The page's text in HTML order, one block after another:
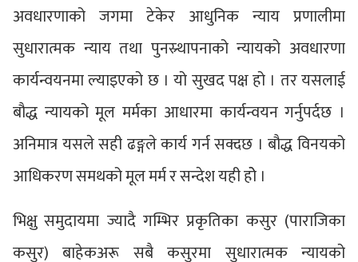
अवधारणाको जगमा टेकेर आधुनिक न्याय प्रणालीमा
सुधारात्मक न्याय तथा पुनस्र्थापनाको न्यायको अवधारणा
कार्यन्वयनमा ल्याइएको छ । यो सुखद पक्ष हो । तर यसलाई
बौद्ध न्यायको मूल मर्मका आधारमा कार्यन्वयन गर्नुपर्दछ ।
अनिमात्र यसले सही ढङ्गले कार्य गर्न सक्दछ । बौद्ध विनयको
आधिकरण समथको मूल मर्म र सन्देश यही होे ।
भिक्षु समुदायमा ज्यादै गम्भिर प्रकृतिका कसुर (पाराजिका
कसुर) बाहेकअरू सबै कसुरमा सुधारात्मक न्यायको